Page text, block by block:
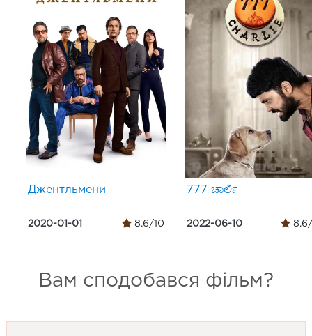
Джентльмени
2020-01-01 8.6/10
777 ಚಾರ್ಲಿ
2022-06-10 8.6/
Вам сподобався фільм?